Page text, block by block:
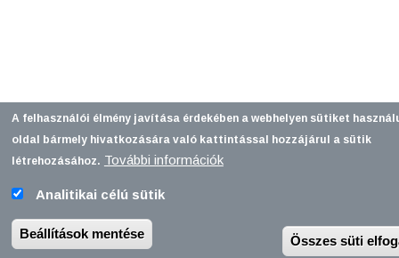
A felhasználói élmény javítása érdekében a webhelyen sütiket
oldal bármely hivatkozására való kattintással hozzájárul a sütik
létrehozásához. További információk
Analitikai célú sütik
Beállítások mentése Összes süti